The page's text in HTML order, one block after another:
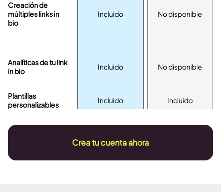
Creación de
múltiples links in
bio
Incluido No disponible
Analíticas de tu link
in bio
Incluido No disponible
Plantillas
personalizables
Incluido Incluido
Crea tu cuenta ahora